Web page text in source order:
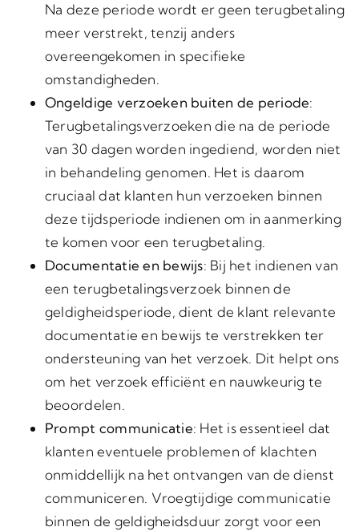
Na deze periode wordt er geen terugbetaling
meer verstrekt, tenzij anders
overeengekomen in specifieke
omstandigheden.
Ongeldige verzoeken buiten de periode:
Terugbetalingsverzoeken die na de periode
van 30 dagen worden ingediend, worden niet
in behandeling genomen. Het is daarom
cruciaal dat klanten hun verzoeken binnen
deze tijdsperiode indienen om in aanmerking
te komen voor een terugbetaling.
Documentatie en bewijs: Bij het indienen van
een terugbetalingsverzoek binnen de
geldigheidsperiode, dient de klant relevante
documentatie en bewijs te verstrekken ter
ondersteuning van het verzoek. Dit helpt ons
om het verzoek efficiënt en nauwkeurig te
beoordelen.
Prompt communicatie: Het is essentieel dat
klanten eventuele problemen of klachten
onmiddellijk na het ontvangen van de dienst
communiceren. Vroegtijdige communicatie
binnen de geldigheidsduur zorgt voor een